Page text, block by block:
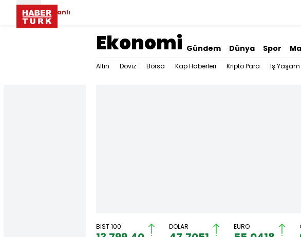
Canlı
Ekonomi Gündem Dünya Spor
Altın Döviz Borsa Kap Haberleri Kripto Para İş Yaşam
BIST 100 DOLAR EURO